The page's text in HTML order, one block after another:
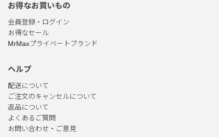
お得なお買いもの
会員登録・ログイン
お得なセール
MrMaxプライベートブランド
ヘルプ
配送について
ご注文のキャンセルについて
返品について
よくあるご質問
お問い合わせ・ご意見